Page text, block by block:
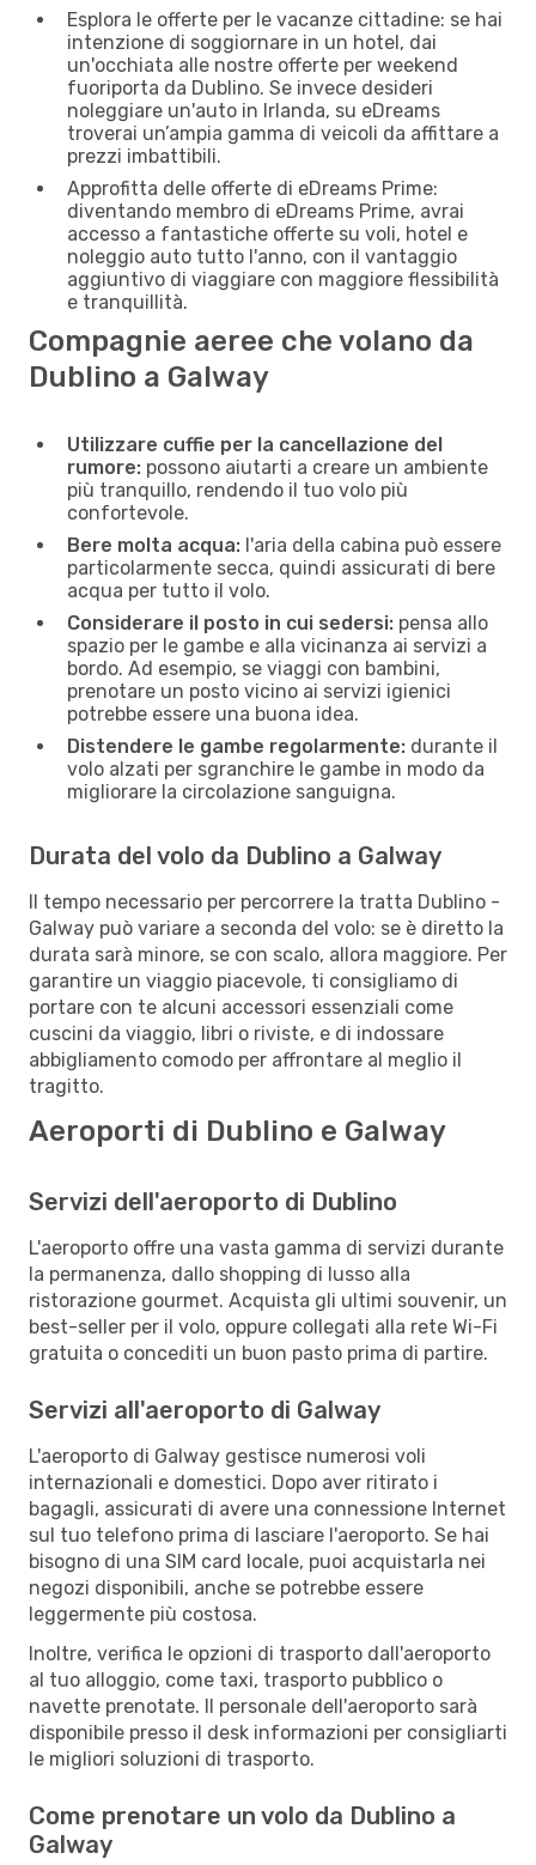
Esplora le offerte per le vacanze cittadine: se hai
intenzione di soggiornare in un hotel, dai
un'occhiata alle nostre offerte per weekend
fuoriporta da Dublino. Se invece desideri
noleggiare un'auto in Irlanda, su eDreams
troverai un’ampia gamma di veicoli da affittare a
prezzi imbattibili.
Approfitta delle offerte di eDreams Prime:
diventando membro di eDreams Prime, avrai
accesso a fantastiche offerte su voli, hotel e
noleggio auto tutto l'anno, con il vantaggio
aggiuntivo di viaggiare con maggiore flessibilità
e tranquillità.
Compagnie aeree che volano da
Dublino a Galway
Utilizzare cuffie per la cancellazione del
rumore: possono aiutarti a creare un ambiente
più tranquillo, rendendo il tuo volo più
confortevole.
Bere molta acqua: l'aria della cabina può essere
particolarmente secca, quindi assicurati di bere
acqua per tutto il volo.
Considerare il posto in cui sedersi: pensa allo
spazio per le gambe e alla vicinanza ai servizi a
bordo. Ad esempio, se viaggi con bambini,
prenotare un posto vicino ai servizi igienici
potrebbe essere una buona idea.
Distendere le gambe regolarmente: durante il
volo alzati per sgranchire le gambe in modo da
migliorare la circolazione sanguigna.
Durata del volo da Dublino a Galway
Il tempo necessario per percorrere la tratta Dublino -
Galway può variare a seconda del volo: se è diretto la
durata sarà minore, se con scalo, allora maggiore. Per
garantire un viaggio piacevole, ti consigliamo di
portare con te alcuni accessori essenziali come
cuscini da viaggio, libri o riviste, e di indossare
abbigliamento comodo per affrontare al meglio il
tragitto.
Aeroporti di Dublino e Galway
Servizi dell'aeroporto di Dublino
L'aeroporto offre una vasta gamma di servizi durante
la permanenza, dallo shopping di lusso alla
ristorazione gourmet. Acquista gli ultimi souvenir, un
best-seller per il volo, oppure collegati alla rete Wi-Fi
gratuita o concediti un buon pasto prima di partire.
Servizi all'aeroporto di Galway
L'aeroporto di Galway gestisce numerosi voli
internazionali e domestici. Dopo aver ritirato i
bagagli, assicurati di avere una connessione Internet
sul tuo telefono prima di lasciare l'aeroporto. Se hai
bisogno di una SIM card locale, puoi acquistarla nei
negozi disponibili, anche se potrebbe essere
leggermente più costosa.
Inoltre, verifica le opzioni di trasporto dall'aeroporto
al tuo alloggio, come taxi, trasporto pubblico o
navette prenotate. Il personale dell'aeroporto sarà
disponibile presso il desk informazioni per consigliarti
le migliori soluzioni di trasporto.
Come prenotare un volo da Dublino a
Galway